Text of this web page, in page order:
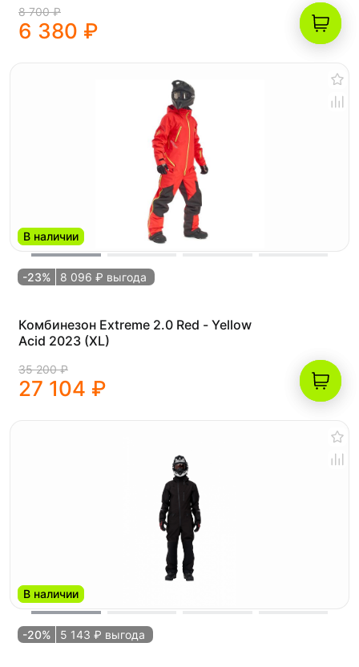
8 700 ₽
6 380 ₽
В наличии
-23% 8 096 ₽ выгода
Комбинезон Extreme 2.0 Red - Yellow
Acid 2023 (XL)
35 200 ₽
27 104 ₽
В наличии
-20% 5 143 ₽ выгода